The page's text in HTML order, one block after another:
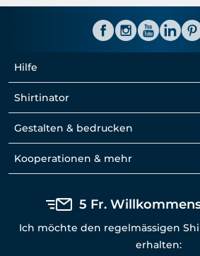
Hilfe
Shirtinator
Gestalten & bedrucken
Kooperationen & mehr
5 Fr.
Ich möchte den regelmässigen
erhalten: